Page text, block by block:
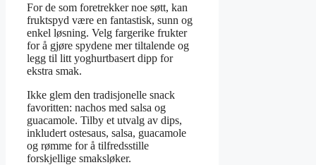
For de som foretrekker noe søtt, kan
fruktspyd være en fantastisk, sunn og
enkel løsning. Velg fargerike frukter
for å gjøre spydene mer tiltalende og
legg til litt yoghurtbasert dipp for
ekstra smak.
Ikke glem den tradisjonelle snack
favoritten: nachos med salsa og
guacamole. Tilby et utvalg av dips,
inkludert ostesaus, salsa, guacamole
og rømme for å tilfredsstille
forskjellige smaksløker.